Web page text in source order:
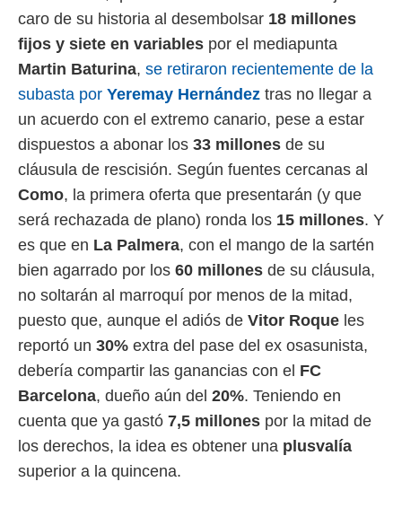
traten tus
interés
a lo que
su
u
datos
momento
en
en
un
datos
caro de su historia al desembolsar 18 millones
fijos y siete en variables por el mediapunta
Martin Baturina, se retiraron recientemente de la
subasta por Yeremay Hernández tras no llegar a
un acuerdo con el extremo canario, pese a estar
dispuestos a abonar los 33 millones de su
cláusula de rescisión. Según fuentes cercanas al
Como, la primera oferta que presentarán (y que
será rechazada de plano) ronda los 15 millones. Y
es que en La Palmera, con el mango de la sartén
bien agarrado por los 60 millones de su cláusula,
no soltarán al marroquí por menos de la mitad,
puesto que, aunque el adiós de Vitor Roque les
reportó un 30% extra del pase del ex osasunista,
debería compartir las ganancias con el FC
Barcelona, dueño aún del 20%. Teniendo en
cuenta que ya gastó 7,5 millones por la mitad de
los derechos, la idea es obtener una plusvalía
superior a la quincena.